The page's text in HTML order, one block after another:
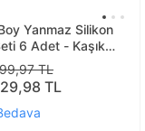
Yanmaz Silikon
6 Adet - Kaşık
Mavi Sarı Yeşil
Antrasit Mor
TL
TL